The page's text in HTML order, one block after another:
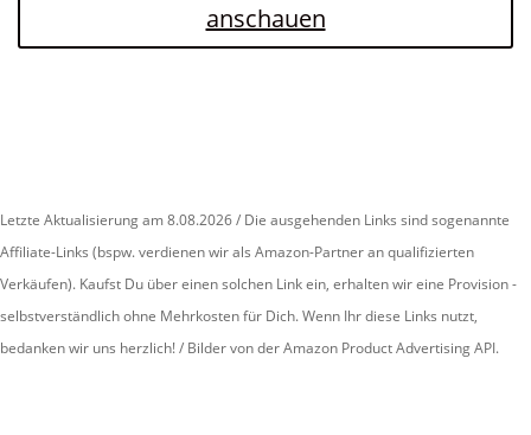
anschauen
Letzte Aktualisierung am 8.08.2026 / Die ausgehenden Links sind sogenannte
Affiliate-Links (bspw. verdienen wir als Amazon-Partner an qualifizierten
Verkäufen). Kaufst Du über einen solchen Link ein, erhalten wir eine Provision -
selbstverständlich ohne Mehrkosten für Dich. Wenn Ihr diese Links nutzt,
bedanken wir uns herzlich! / Bilder von der Amazon Product Advertising API.